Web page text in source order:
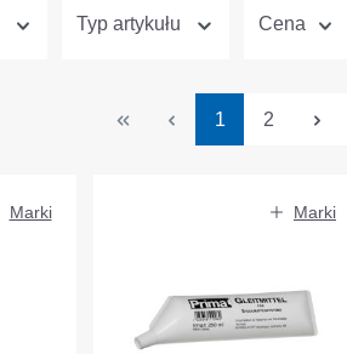
Typ artykułu Cena
Strona
1 Strona
2
Marki Marki